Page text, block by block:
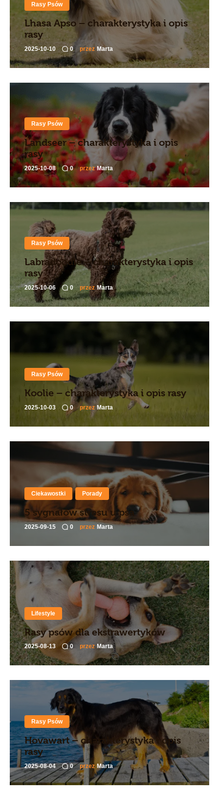
Rasy Psów
Lhasa Apso – charakterystyka i opis
rasy
2025-10-10 0 przez Marta
Rasy Psów
Landseer – charakterystyka i opis
rasy
2025-10-08 0 przez Marta
Rasy Psów
Labradoodle – charakterystyka i opis
rasy
2025-10-06 0 przez Marta
Rasy Psów
Koolie – charakterystyka i opis rasy
2025-10-03 0 przez Marta
Ciekawostki Porady
5 sygnałów stresu u psa
2025-09-15 0 przez Marta
Lifestyle
Rasy psów dla ekstrawertyków
2025-08-13 0 przez Marta
Rasy Psów
Hovawart – charakterystyka i opis
rasy
2025-08-04 0 przez Marta